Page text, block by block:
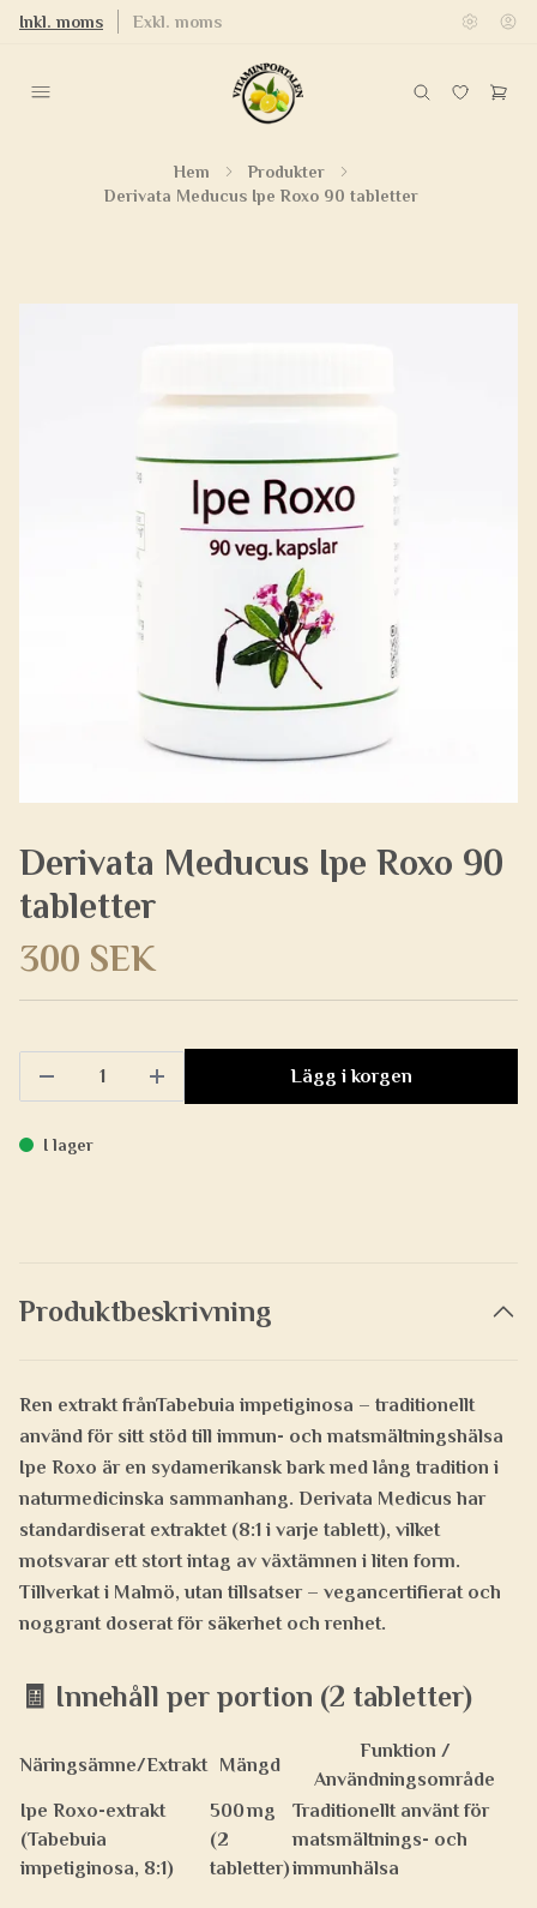
Inkl. moms Exkl. moms
Hem
Produkter
Derivata Meducus Ipe Roxo 90 tabletter
Derivata Meducus Ipe Roxo 90
tabletter
300 SEK
Lägg i korgen
I lager
Produktbeskrivning
Ren extrakt frånTabebuia impetiginosa – traditionellt
använd för sitt stöd till immun- och matsmältningshälsa
Ipe Roxo är en sydamerikansk bark med lång tradition i
naturmedicinska sammanhang. Derivata Medicus har
standardiserat extraktet (8:1 i varje tablett), vilket
motsvarar ett stort intag av växtämnen i liten form.
Tillverkat i Malmö, utan tillsatser – vegancertifierat och
noggrant doserat för säkerhet och renhet.
🧾 Innehåll per portion (2 tabletter)
Näringsämne/Extrakt Mängd
Funktion /
Användningsområde
Ipe Roxo-extrakt
(Tabebuia
impetiginosa, 8:1)
500 mg
(2
tabletter)
Traditionellt använt för
matsmältnings- och
immunhälsa